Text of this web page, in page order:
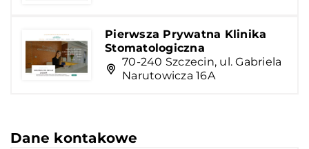
Pierwsza Prywatna Klinika
Stomatologiczna
70-240 Szczecin, ul. Gabriela
Narutowicza 16A
Dane kontakowe